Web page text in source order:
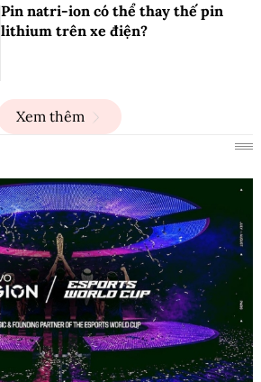
Pin natri-ion có thể thay thế pin
lithium trên xe điện?
Xem thêm